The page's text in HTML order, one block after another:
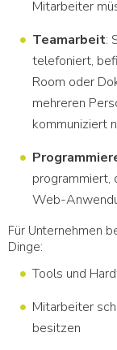
Mitarbeiter
Teamarbeit:
telefoniert,
Room oder
mehreren
kommuniziert
programmiert,
Web-
Für Unternehmen
Dinge:
Tools und
Mitarbeiter
besitzen